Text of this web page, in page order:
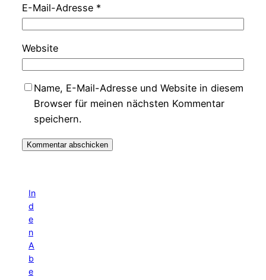
E-Mail-Adresse *
Website
Name, E-Mail-Adresse und Website in diesem
Browser für meinen nächsten Kommentar
speichern.
In
d
e
n
A
b
e